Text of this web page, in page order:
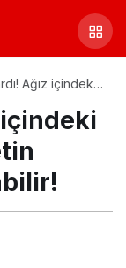
Ağız içindeki
içindeki